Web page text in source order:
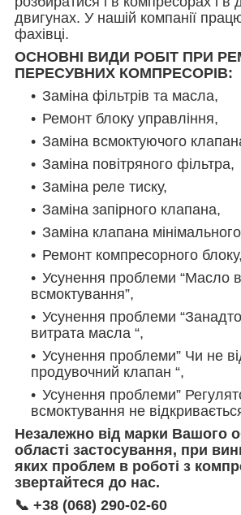
двигунах. У нашій компанії
фахівці.
ОСНОВНІ ВИДИ РОБІТ ПРИ
ПЕРЕСУВНИХ КОМПРЕСОРІВ:
Заміна фільтрів та масла,
Ремонт блоку управління,
Заміна всмоктуючого
Заміна повітряного фільтра,
Заміна реле тиску,
Заміна запірного клапана,
Заміна клапана мінімального
Ремонт компресорного блоку,
Усунення проблеми “Масло в
всмоктування”,
Усунення проблеми
витрата масла “,
Усунення проблеми” Чи не
продувочний клапан “,
Усунення проблеми”
всмоктування не
Незалежно від марки Вашого
області застосування, при
яких проблем в роботі з
звертайтеся до нас.
📞 +38 (068) 290-02-60